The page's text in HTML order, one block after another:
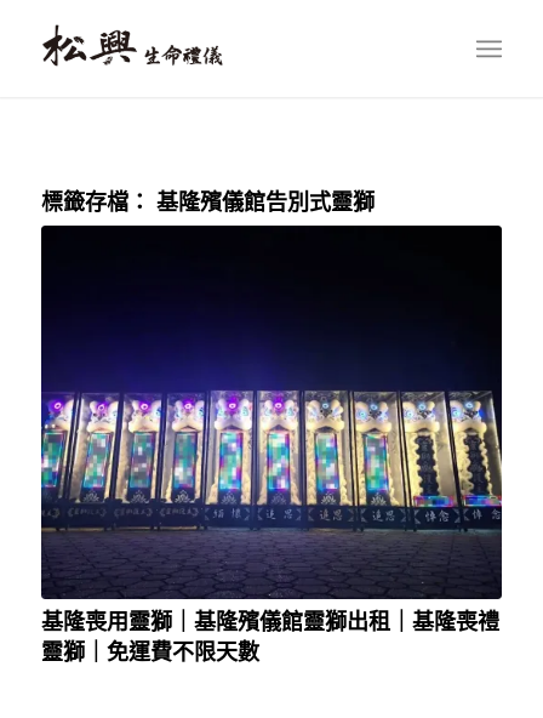
標籤存檔： 基隆殯儀館告別式靈獅
基隆喪用靈獅｜基隆殯儀館靈獅出租｜基隆喪禮
靈獅｜免運費不限天數